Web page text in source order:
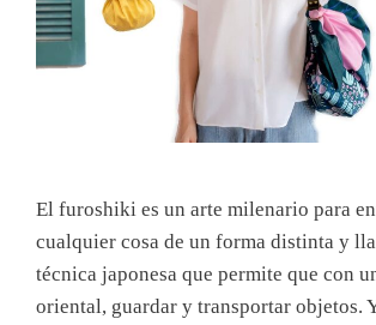
El furoshiki es un arte milenario para
cualquier cosa de un forma distinta y
técnica japonesa que permite que con
oriental, guardar y transportar objetos.